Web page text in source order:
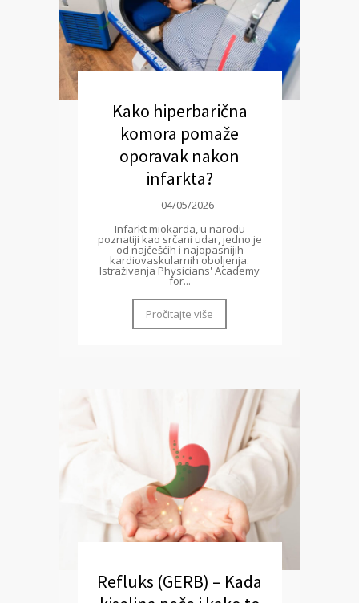
Kako hiperbarična
komora pomaže
oporavak nakon
infarkta?
04/05/2026
Infarkt miokarda, u narodu
poznatiji kao srčani udar, jedno je
od najčešćih i najopasnijih
kardiovaskularnih oboljenja.
Istraživanja Physicians' Academy
for...
Pročitajte više
Refluks (GERB) – Kada